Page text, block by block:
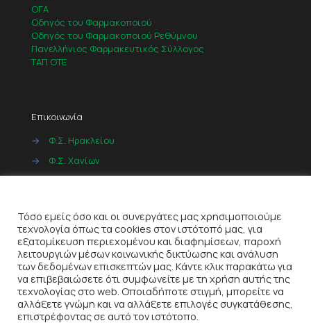
ΟΓΑ
Οδηγός του Φαρμακοποιού
Οδηγός του Φαρμακοποιού Ρεθύμνου
Πανελλήνιος Φαρμακευτικός Σύλλογος
ΤΑΠ ΟΤΕ
Επικοινωνία
→
Φ.Σ. Ηρακλείου
→
Φ.Σ. Χανίων
© 2022ITeQ AE| All Rights Reserved | Όροι Χρήσης
Τόσο εμείς όσο και οι συνεργάτες μας χρησιμοποιούμε
τεχνολογία όπως τα cookies στον ιστότοπό μας, για
εξατομίκευση περιεχομένου και διαφημίσεων, παροχή
λειτουργιών μέσων κοινωνικής δικτύωσης και ανάλυση
των δεδομένων επισκεπτών μας. Κάντε κλικ παρακάτω για
να επιβεβαιώσετε ότι συμφωνείτε με τη χρήση αυτής της
τεχνολογίας στο web. Οποιαδήποτε στιγμή, μπορείτε να
αλλάξετε γνώμη και να αλλάξετε επιλογές συγκατάθεσης,
επιστρέφοντας σε αυτό τον ιστότοπο.